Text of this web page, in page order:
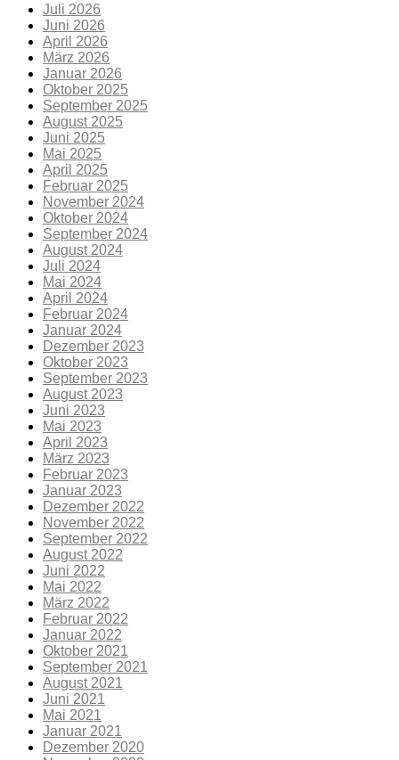
Juli 2026
Juni 2026
April 2026
März 2026
Januar 2026
Oktober 2025
September 2025
August 2025
Juni 2025
Mai 2025
April 2025
Februar 2025
November 2024
Oktober 2024
September 2024
August 2024
Juli 2024
Mai 2024
April 2024
Februar 2024
Januar 2024
Dezember 2023
Oktober 2023
September 2023
August 2023
Juni 2023
Mai 2023
April 2023
März 2023
Februar 2023
Januar 2023
Dezember 2022
November 2022
September 2022
August 2022
Juni 2022
Mai 2022
März 2022
Februar 2022
Januar 2022
Oktober 2021
September 2021
August 2021
Juni 2021
Mai 2021
Januar 2021
Dezember 2020